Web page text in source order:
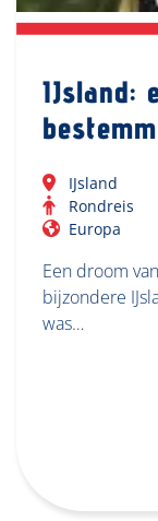
IJsland:
IJsland
Rondreis
Europa
Een droom
bijzondere
was…